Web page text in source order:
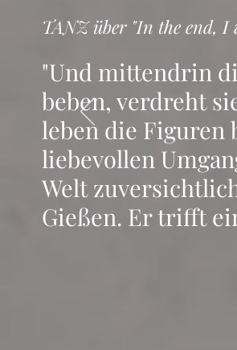
TANZ über "In the end, I
"Und mittendrin
beben, verdreht
leben die
liebevollen
Welt
Gießen. Er trifft